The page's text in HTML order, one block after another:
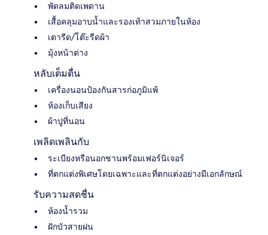
พัดลมติดเพดาน
เสื้อคลุมอาบน้ำและรองเท้าสวมภายในห้อง
เตารีด/โต๊ะรีดผ้า
มุ้งหน้าต่าง
หลับเต็มตื่น
เครื่องนอนป้องกันสารก่อภูมิแพ้
ห้องเก็บเสียง
ผ้าปูที่นอน
เพลิดเพลินกับ
ระเบียงหรือนอกชานพร้อมเฟอร์นิเจอร์
ที่ตกแต่งพิเศษโดยเฉพาะและที่ตกแต่งอย่างมีเอกลักษณ์
รับความสดชื่น
ห้องน้ำรวม
ฝักบัวสายฝน